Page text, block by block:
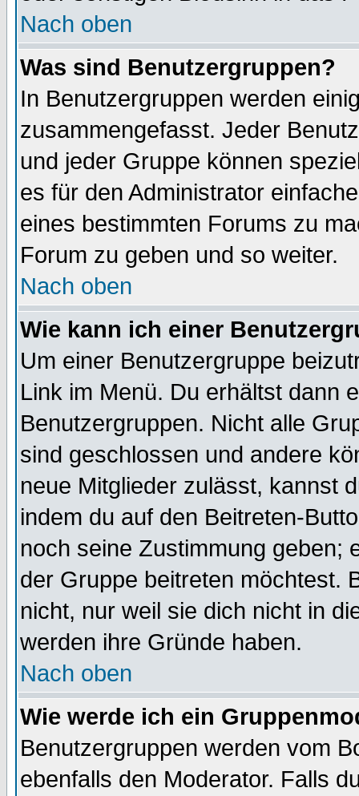
Nach oben
Was sind Benutzergruppen?
In Benutzergruppen werden
zusammengefasst. Jeder
und jeder Gruppe können
es für den Administrator
eines bestimmten Forums zu
Forum zu geben und so weiter.
Nach oben
Wie kann ich einer
Um einer Benutzergruppe
Link im Menü. Du erhältst dann
Benutzergruppen. Nicht alle
sind geschlossen und andere
neue Mitglieder zulässt, kannst
indem du auf den Beitreten-
noch seine Zustimmung geben;
der Gruppe beitreten möchtest.
nicht, nur weil sie dich nicht in
werden ihre Gründe haben.
Nach oben
Wie werde ich ein
Benutzergruppen werden vom
ebenfalls den Moderator. Falls